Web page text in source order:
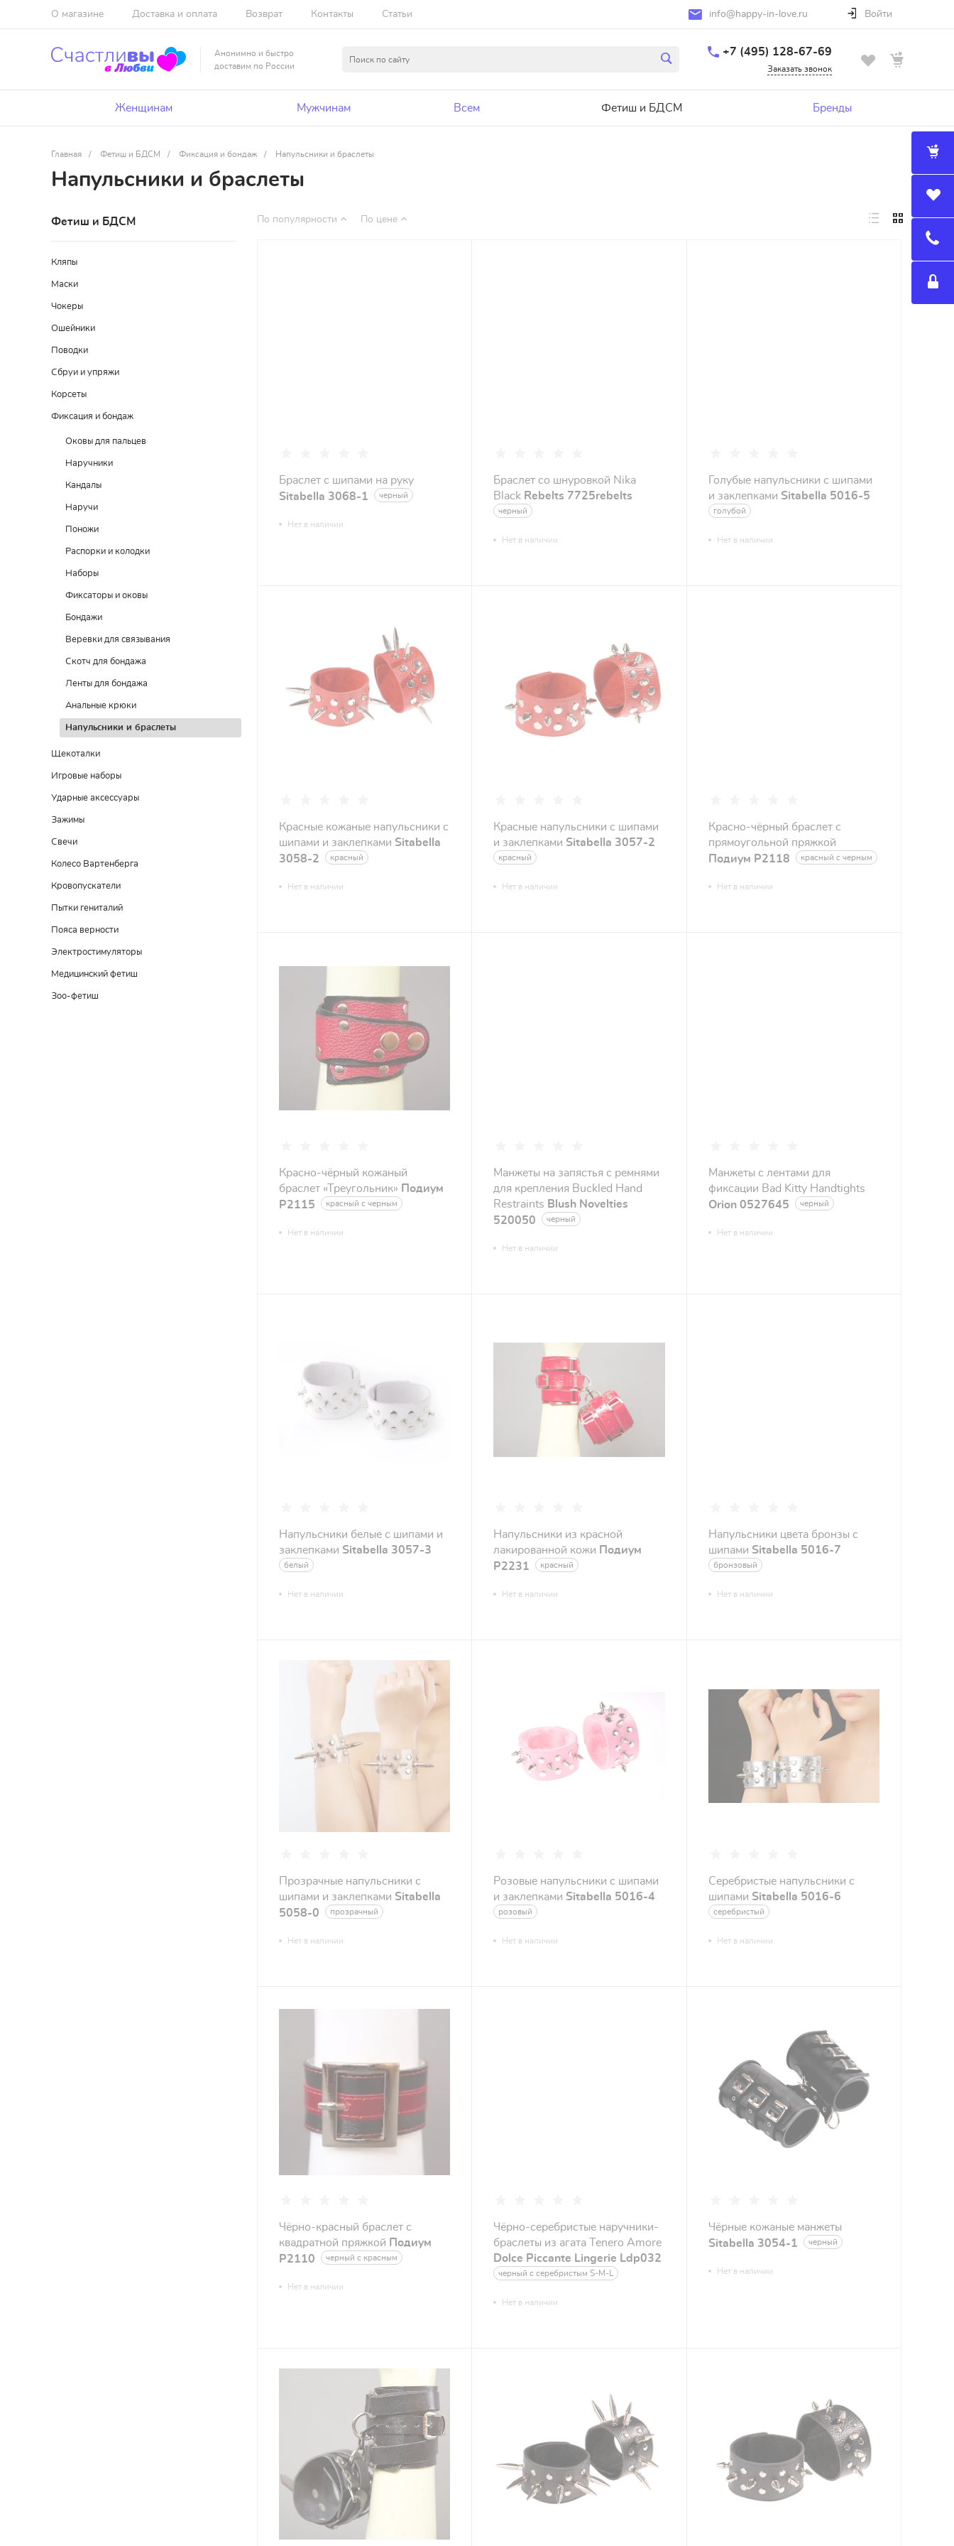
О магазине Доставка и оплата Возврат Контакты Статьи info@happy-in-love.ru Войти
Анонимно и быстро
доставим по России
+7 (495) 128-67-69
Заказать звонок
Женщинам Мужчинам Всем Фетиш и БДСМ Бренды
Главная / Фетиш и БДСМ / Фиксация и бондаж / Напульсники и браслеты
Напульсники и браслеты
Фетиш и БДСМ
Кляпы
Маски
Чокеры
Ошейники
Поводки
Сбруи и упряжи
Корсеты
Фиксация и бондаж
Оковы для пальцев
Наручники
Кандалы
Наручи
Поножи
Распорки и колодки
Наборы
Фиксаторы и оковы
Бондажи
Веревки для связывания
Скотч для бондажа
Ленты для бондажа
Анальные крюки
Напульсники и браслеты
Щекоталки
Игровые наборы
Ударные аксессуары
Зажимы
Свечи
Колесо Вартенберга
Кровопускатели
Пытки гениталий
Пояса верности
Электростимуляторы
Медицинский фетиш
Зоо-фетиш
По популярности По цене
Браслет с шипами на руку
Sitabella 3068-1
черный
Нет в наличии
Браслет со шнуровкой Nika
Black Rebelts 7725rebelts
черный
Нет в наличии
Голубые напульсники с шипами
и заклепками Sitabella 5016-5
голубой
Нет в наличии
Красные кожаные напульсники с
шипами и заклепками Sitabella
3058-2
красный
Нет в наличии
Красные напульсники с шипами
и заклепками Sitabella 3057-2
красный
Нет в наличии
Красно-чёрный браслет с
прямоугольной пряжкой
Подиум Р2118
красный с черным
Нет в наличии
Красно-чёрный кожаный
браслет «Треугольник» Подиум
Р2115
красный с черным
Нет в наличии
Манжеты на запястья с ремнями
для крепления Buckled Hand
Restraints Blush Novelties
520050
черный
Нет в наличии
Манжеты с лентами для
фиксации Bad Kitty Handtights
Orion 0527645
черный
Нет в наличии
Напульсники белые с шипами и
заклепками Sitabella 3057-3
белый
Нет в наличии
Напульсники из красной
лакированной кожи Подиум
Р2231
красный
Нет в наличии
Напульсники цвета бронзы с
шипами Sitabella 5016-7
бронзовый
Нет в наличии
Прозрачные напульсники с
шипами и заклепками Sitabella
5058-0
прозрачный
Нет в наличии
Розовые напульсники с шипами
и заклепками Sitabella 5016-4
розовый
Нет в наличии
Серебристые напульсники с
шипами Sitabella 5016-6
серебристый
Нет в наличии
Чёрно-красный браслет с
квадратной пряжкой Подиум
Р2110
черный с красным
Нет в наличии
Чёрно-серебристые наручники-
браслеты из агата Tenero Amore
Dolce Piccante Lingerie Ldp032
черный с серебристым S-M-L
Нет в наличии
Чёрные кожаные манжеты
Sitabella 3054-1
черный
Нет в наличии